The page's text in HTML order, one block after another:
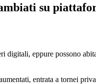
su
eppure possono
entrata a tornei